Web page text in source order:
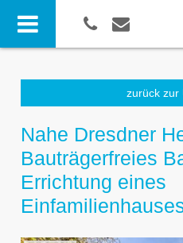
zurück zur
Nahe Dresdner
Bauträgerfreies
Errichtung eines